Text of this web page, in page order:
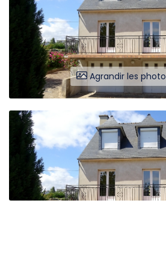
NOUS
Liens utiles Partenaires Nos
Agrandir les